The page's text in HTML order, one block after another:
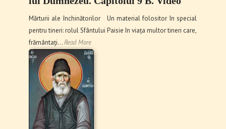
Mărturii ale închinătorilor Un material folositor în special
pentru tineri: rolul Sfântului Paisie în viața multor tineri care,
frământați…Read More